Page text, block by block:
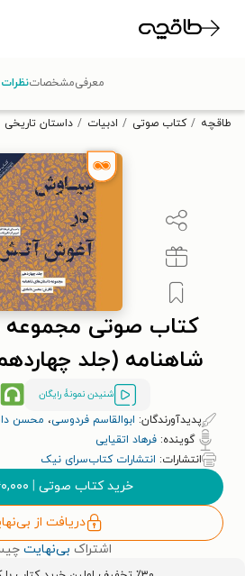
تخفیف از طاقچه
طاقچه کتاب صوتی ادبیات داستان تاریخی
کتاب صوتی مجموعه
شاهنامه (جلد
آغوش
شنیدن نمونۀ رایگان
پدیدآورندگان: ابوالقاسم فردوسی، محسن
گوینده: فرهاد اتقیایی
انتشارات: انتشارات کتاب‌سرای نیک
خرید کتاب صوتی |
دریافت از
اشتراک بی‌نهایت
معرفیمشخصاتنظرات